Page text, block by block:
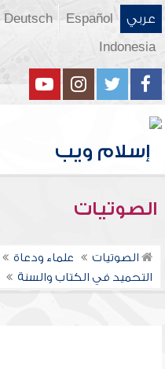
عربي Español
Deutsch
Indonesia
الصوتيات
الصوتيات علماء ودعاة
التحميد في الكتاب والسنة